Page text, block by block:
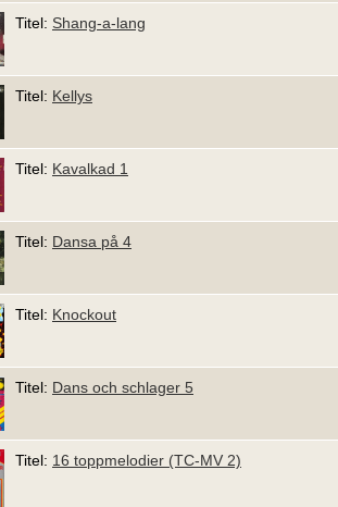
Titel: Shang-a-lang
Titel: Kellys
Titel: Kavalkad 1
Titel: Dansa på 4
Titel: Knockout
Titel: Dans och schlager 5
Titel: 16 toppmelodier (TC-MV 2)